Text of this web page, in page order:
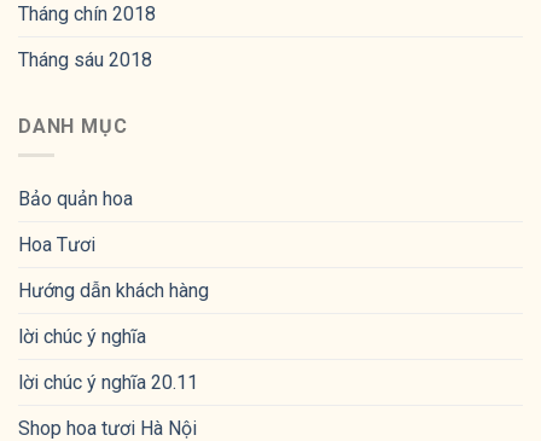
Tháng chín 2018
Tháng sáu 2018
DANH MỤC
Bảo quản hoa
Hoa Tươi
Hướng dẫn khách hàng
lời chúc ý nghĩa
lời chúc ý nghĩa 20.11
Shop hoa tươi Hà Nội